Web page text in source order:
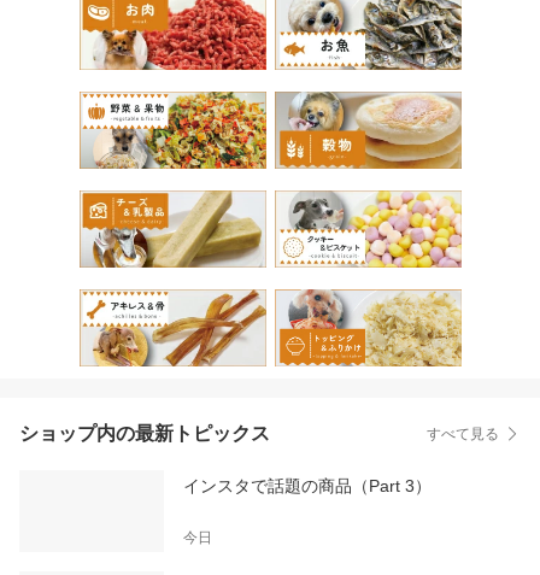
ショップ内の最新トピックス すべて見る
インスタで話題の商品（Part 3）
今日